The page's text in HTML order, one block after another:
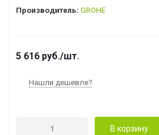
Производитель: GROHE
5 616 руб./шт.
Нашли дешевле?
В корзину